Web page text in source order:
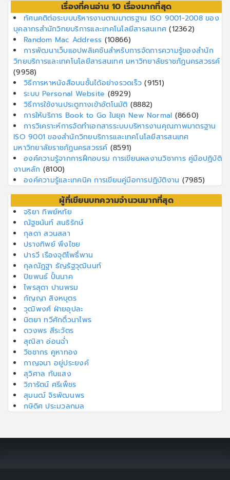
เรื่องที่คนอ่าน 10 เรื่องมากที่สุด
ทัศนคติต่อระบบบริหารงานตามมาตรฐาน ISO 9001-2008 ของ
บุคลากรสำนักวิทยบริการและเทคโนโลยีสารสนเทศ(12362)
Random Mac Address (10866)
การพัฒนาเว็บแอปพลิเคชันสำหรับการจัดการความรู้ของสํานัก
วิทยบริการและเทคโนโลยีสารสนเทศ มหาวิทยาลัยราชภัฏนครสวรรค์
(9958)
วิธีการหาหนังสือบนชั้นได้อย่างรวดเร็ว(9151)
ระบบ Personal Website (8929)
วิธีการใช้งานประตูทางเข้าอัตโนมัติ (8882)
การให้บริการ Book to Go ในยุค New Normal (8660)
การวิเคราะห์การจัดทำเอกสารระบบบริหารงานคุณภาพมาตรฐาน
ISO 9001 ของสำนักวิทยบริการและเทคโนโลยีสารสนเทศ
มหาวิทยาลัยราชภัฏนครสวรรค์ (8591)
องค์ความรู้จากการฝึกอบรม การเขียนผลงานวิชาการ คู่มือปฏิบัติ
งานหลัก (8100)
องค์ความรู้และเทคนิค การเขียนคู่มือการปฏิบัติงาน (7985)
ผู้ที่เขียนบทความจำนวนมากที่สุด
จริยา ทิพย์หทัย
ณัฐชนันท์ สนธิรักษ์
กุลดา สวนสลา
ปรางทิพย์ พึงไชย
ปารวี เรืองจุติโพธิ์พาน
กุลณัฏฐา ธัญรัฐวุฒินนท์
ปิยพนธ์ ปั้นนาค
ไพรสุดา ปานพรม
กัญญา สิงหบุตร
วุฒิพงศ์ ฝ่ายอุปละ
นิตยา ทวีศักดิ์วนาไพร
ดวงพร สีระวัตร
สุณิสา อ่อนฉ่ำ
วิชชากร คูหาทอง
กาญจนา อยู่ประยงค์
สุวิศาล ทับแสง
วิภารัตน์ ศรีเพ็ชร
สุมนฒ์ จิรพัฒนพร
กษิดิศ ประมวลกมล